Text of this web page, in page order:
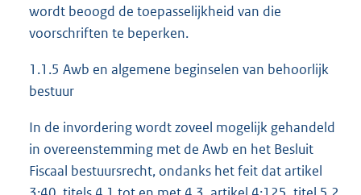
wordt beoogd de toepasselijkheid van die
voorschriften te beperken.
1.1.5 Awb en algemene beginselen van behoorlijk
bestuur
In de invordering wordt zoveel mogelijk gehandeld
in overeenstemming met de Awb en het Besluit
Fiscaal bestuursrecht, ondanks het feit dat artikel